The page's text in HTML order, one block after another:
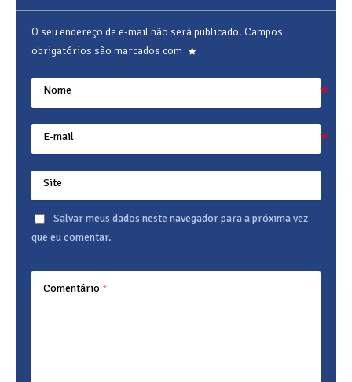
O seu endereço de e-mail não será publicado. Campos
obrigatórios são marcados com
Nome
E-mail
Site
Salvar meus dados neste navegador para a próxima vez
que eu comentar.
Comentário *